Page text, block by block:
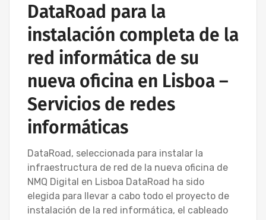
DataRoad para la
instalación completa de la
red informática de su
nueva oficina en Lisboa –
Servicios de redes
informáticas
DataRoad, seleccionada para instalar la
infraestructura de red de la nueva oficina de
NMQ Digital en Lisboa DataRoad ha sido
elegida para llevar a cabo todo el proyecto de
instalación de la red informática, el cableado